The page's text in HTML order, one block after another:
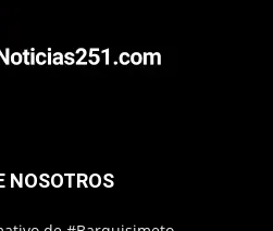
NOSOTROS